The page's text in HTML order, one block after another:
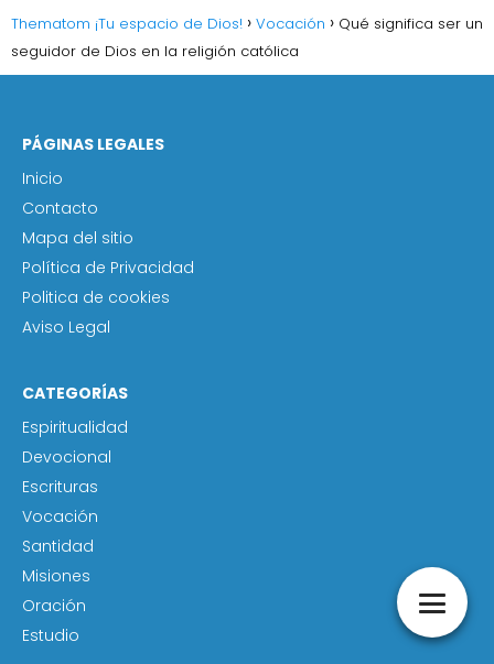
Thematom ¡Tu espacio de Dios! Vocación
Qué significa ser un
seguidor de Dios en la religión católica
PÁGINAS LEGALES
Inicio
Contacto
Mapa del sitio
Política de Privacidad
Politica de cookies
Aviso Legal
CATEGORÍAS
Espiritualidad
Devocional
Escrituras
Vocación
Santidad
Misiones
Oración
Estudio